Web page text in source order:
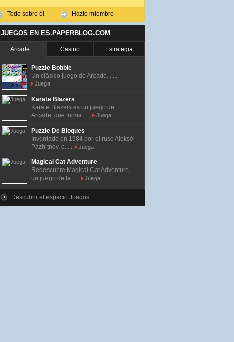
Todo sobre él Hazte miembro
JUEGOS EN ES.PAPERBLOG.COM
Arcade Casino Estrategia
Puzzle Bobble
Un clásico juego de Arcade. ......
Juega
Karate Blazers
Karate Blazers es un juego de
Arcade, que forma......
Juega
Puzzle De Bloques
Inventado en 1984 por el ruso Alekséi
Pázhitnov, e......
Juega
Magical Cat Adventure
Redescubre Magical Cat Adventure,
un juego de la......
Juega
Descubrir el espacio Juegos